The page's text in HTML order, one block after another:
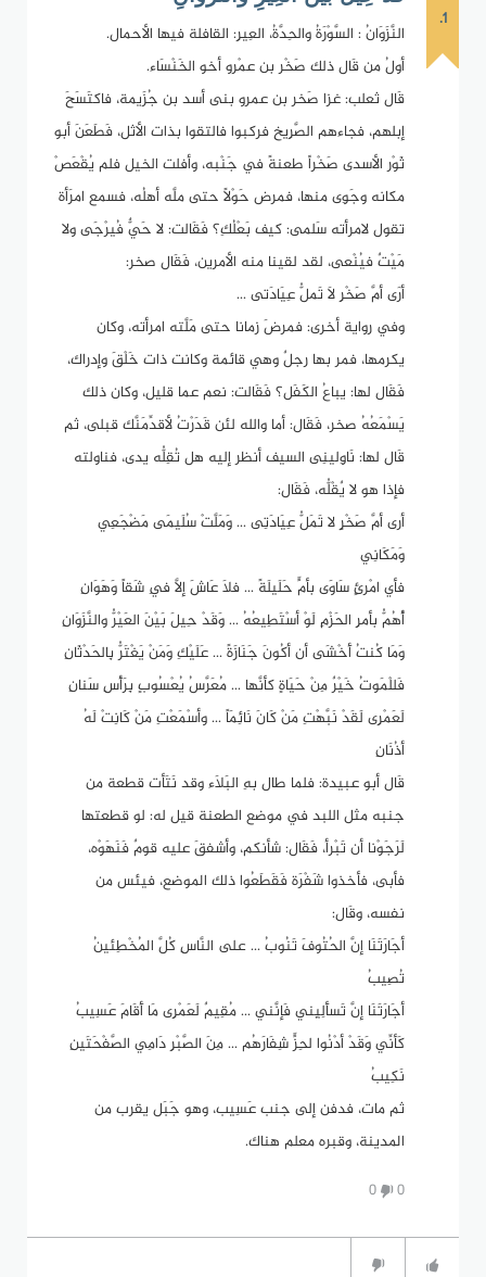
1.
النَّزَوَانُ : السَّوْرَةُ والحِدَّةُ، العِيرِ: القافلة فيها الأحمال.
أولُ من قَال ذلك صَخْر بن عمْرو أخو الخَنْسَاء.
قَال ثعلب: غزا صَخر بن عمرو بنى أسد بن جُزَيمة، فاكتَسَحَ
إبلهم، فجاءهم الصَّرِيخ فركبوا فالتقوا بذات الأثل، فَطَعَنَ أبو
ثَوْر الأسدى صَخْراً طعنةً في جَنْبه، وأفلت الخيل فلم يُقْعَصْ
مكانه وجَوِى منها، فمرض حَوْلاً حتى ملَّه أهلُه، فسمع امرَأة
تقول لامرأته سَلمى: كيف بَعْلُكِ؟ فَقَالت: لا حَيٌّ فُيرْجَى ولا
مَيْتٌ فيُنْعى، لقد لقينا منه الأمرين، فَقَال صخر:
أرَى أمَّ صَخْرِ لاَ تَملُّ عِيَادَتى ...
وفي رواية أخرى: فمرضَ زمانا حتى مَلَّته امرأته، وكان
يكرمها، فمر بها رجلٌ وهي قائمة وكانت ذات خَلْقَ وإدراك،
فَقَال لها: يباعُ الكَفَل؟ فَقَالت: نعم عما قليل، وكان ذلك
يَسْمَعُهُ صخر، فَقَال: أما والله لئن قَدَرْتُ لأقدِّمَنَّك قبلى، ثم
قَال لها: نَاوِلينِى السيف أنظر إليه هل تُقِلُّه يدى، فناولته
فإذا هو لا يٌقْلُّه، فَقَال:
أرى أمَّ صَخْرٍ لا تَمَلُّ عِيَادَتِى ... وَمَلَّتْ سُلَيمَى مَضْجَعِي
وَمَكَانِي
فأي امْرئٍ سَاوَى بأمٍّ حَلَيلَةً ... فلاَ عَاشَ إلاَّ فِي شَقاً وَهَوَانِ
أُهُمُّ بأمرِ الحَزْمِ لَوْ أسْتَطِيعُهُ ... وَقَدْ حِيلَ بَيْنَ العَيْرُّ والنَّزَوَانِ
وَمَا كُنتُ أَخْشَى أن أكُونَ جَنَازَةً ... عَلَيْكِ وَمَنْ يَغْتَرُّ بِالحَدْثَانِ
فَللْمَوتُ خَيْرٌ مِنْ حَيَاةٍ كأنَّها ... مُعَرَّسُ يُعْسُوبٍ بِرَأْسِ سَنانِ
لَعَمْرِى لَقَدْ نَبَّهْتِ مَنْ كَانَ نَائِمَاً ... وأسْمَعْتِ مَنْ كَانِتْ لَهُ
أذُنَانِ
قَال أبو عبيدة: فلما طال بهِ البَلاَء وقد نَتَأت قطعة من
جنبه مثل اللبد في موضع الطعنة قيل له: لو قطعتها
لَرَجَوْنا أن تَبْرأ، فَقَال: شأنكم، وأشفقَ عليه قومٌ فَنَهَوْه،
فأبى، فأخذوا شَفْرَة فَقَطَعُوا ذلك الموضع، فيئس من
نفسه، وقَال:
أجَارَتَنَا إنَّ الحُتُوفَ تَنُوبُ ... على النَّاسِ كُلَّ المُخْطِئينُ
تُصِيبُ
أجَارَتَنَا إنَّ تَسأَلِيِني فَإنَّني ... مُقِيمٌ لَعَمْرِى مَا أَقَامَ عَسِيبُ
كَأنِّي وَقَدْ أدْنُوا لحِزٍّ شِفَارَهُم ... مِنَ الصَّبْرِ دَامِي الصَّفْحَتَينِ
نَكِيبُ
ثم مات، فدفن إلى جنب عَسِيب، وهو جَبَل يقرب من
المدينة، وقبره معلم هناك.
0
0